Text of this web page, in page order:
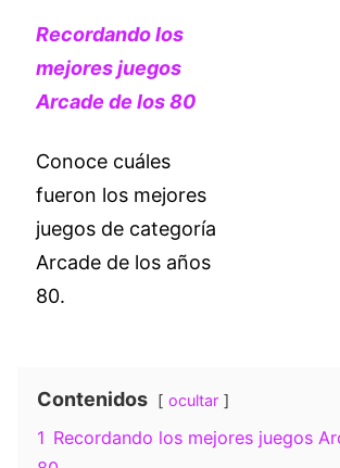
Recordando los
mejores juegos
Arcade de los 80
Conoce cuáles
fueron los mejores
juegos de categoría
Arcade de los años
80.
Contenidos ocultar
1 Recordando los mejores juegos